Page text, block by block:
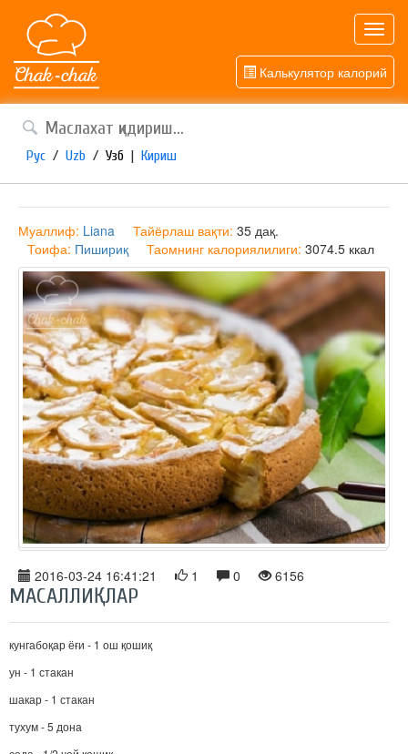
Калькулятор калорий
Рус / Uzb / Узб | Кириш
Муаллиф: Liana Тайёрлаш вақти: 35 дақ.
Тоифа: Пишириқ Таомнинг калориялилиги: 3074.5 ккал
2016-03-24 16:41:21 1 0 6156
МАСАЛЛИҚЛАР
кунгабоқар ёғи - 1 ош қошиқ
ун - 1 стакан
шакар - 1 стакан
тухум - 5 дона